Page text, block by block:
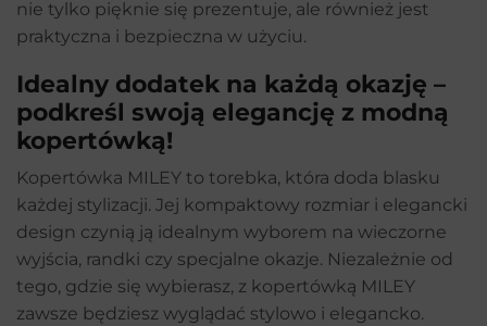
nie tylko pięknie się prezentuje, ale również jest
praktyczna i bezpieczna w użyciu.
Idealny dodatek na każdą okazję –
podkreśl swoją elegancję z modną
kopertówką!
Kopertówka MILEY to torebka, która doda blasku
każdej stylizacji. Jej kompaktowy rozmiar i elegancki
design czynią ją idealnym wyborem na wieczorne
wyjścia, randki czy specjalne okazje. Niezależnie od
tego, gdzie się wybierasz, z kopertówką MILEY
zawsze będziesz wyglądać stylowo i elegancko.